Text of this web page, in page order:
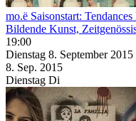
mo.ë Saisonstart:
Bildende Kunst,
19:00
Dienstag 8. September 2015
8. Sep. 2015
Dienstag Di